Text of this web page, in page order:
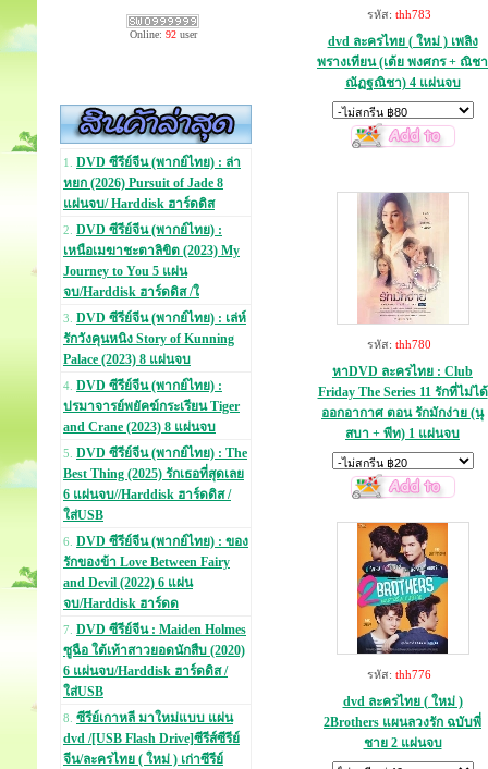
Online: 92user
1. DVD ซีรีย์จีน (พากย์ไทย) : ล่า
หยก (2026) Pursuit of Jade 8
แผ่นจบ/ Harddisk ฮาร์ดดิส
2. DVD ซีรีย์จีน (พากย์ไทย) :
เหนือเมฆาชะตาลิขิต (2023) My
Journey to You 5 แผ่น
จบ/Harddisk ฮาร์ดดิส /ใ
3. DVD ซีรีย์จีน (พากย์ไทย) : เล่ห์
รักวังคุนหนิง Story of Kunning
Palace (2023) 8 แผ่นจบ
4. DVD ซีรีย์จีน (พากย์ไทย) :
ปรมาจารย์พยัคฆ์กระเรียน Tiger
and Crane (2023) 8 แผ่นจบ
5. DVD ซีรีย์จีน (พากย์ไทย) : The
Best Thing (2025) รักเธอที่สุดเลย
6 แผ่นจบ//Harddisk ฮาร์ดดิส /
ใส่USB
6. DVD ซีรีย์จีน (พากย์ไทย) : ของ
รักของข้า Love Between Fairy
and Devil (2022) 6 แผ่น
จบ/Harddisk ฮาร์ดด
7. DVD ซีรีย์จีน : Maiden Holmes
ซูฉือ ใต้เท้าสาวยอดนักสืบ (2020)
6 แผ่นจบ/Harddisk ฮาร์ดดิส /
ใส่USB
8. ซีรีย์เกาหลี มาใหม่แบบ แผ่น
dvd /[USB Flash Drive]ซีรีส์ซีรีย์
จีน/ละครไทย ( ใหม่ ) เก่าซีรีย์
รหัส: thh783
dvd ละครไทย ( ใหม่ ) เพลิง
พรางเทียน (เต้ย พงศกร + ณิชา
ณัฏฐณิชา) 4 แผ่นจบ
รหัส: thh780
หาDVD ละครไทย : Club
Friday The Series 11 รักที่ไม่ได้
ออกอากาศ ตอน รักมักง่าย (นุ
สบา + พีท) 1 แผ่นจบ
รหัส: thh776
dvd ละครไทย ( ใหม่ )
2Brothers แผนลวงรัก ฉบับพี่
ชาย 2 แผ่นจบ